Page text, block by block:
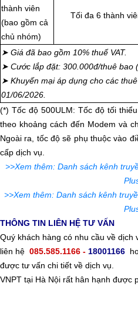
thành viên
(bao gồm cả
chủ nhóm)
Tối đa 6 thành
➤ Giá đã bao gồm 10% thuế VAT.
➤ Cước lắp đặt: 300.000đ/thuê bao
➤ Khuyến mại áp dụng cho các
01/06/2026.
(*) Tốc độ 500ULM: Tốc độ tối
theo khoảng cách đến Modem và
Ngoài ra, tốc độ sẽ phụ thuộc vào
cấp dịch vụ.
>>Xem thêm: Danh sách kênh
>>Xem thêm: Danh sách kênh
THÔNG TIN LIÊN HỆ TƯ VẤN
Quý khách hàng có nhu cầu về dịch
liên hệ 085.585.1166 - 18001166
được tư vấn chi tiết về dịch vụ.
VNPT tại Hà Nội rất hân hạnh được